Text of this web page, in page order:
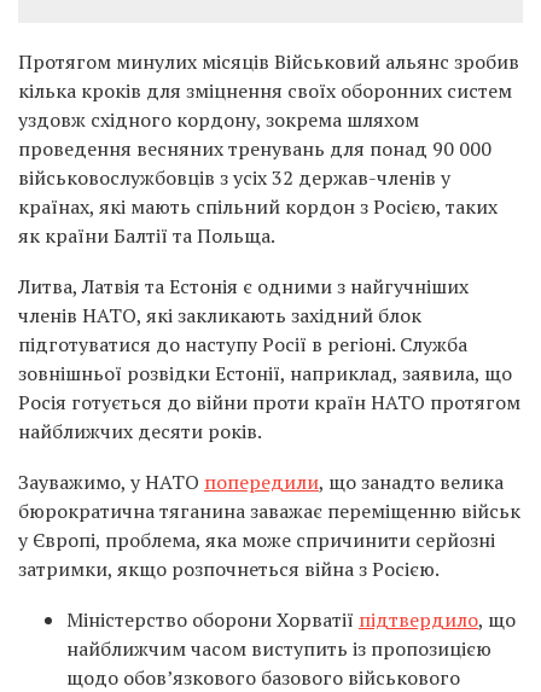
Протягом минулих місяців Військовий альянс зробив
кілька кроків для зміцнення своїх оборонних систем
уздовж східного кордону, зокрема шляхом
проведення весняних тренувань для понад 90 000
військовослужбовців з усіх 32 держав-членів у
країнах, які мають спільний кордон з Росією, таких
як країни Балтії та Польща.
Литва, Латвія та Естонія є одними з найгучніших
членів НАТО, які закликають західний блок
підготуватися до наступу Росії в регіоні. Служба
зовнішньої розвідки Естонії, наприклад, заявила, що
Росія готується до війни проти країн НАТО протягом
найближчих десяти років.
Зауважимо, у НАТО попередили, що занадто велика
бюрократична тяганина заважає переміщенню військ
у Європі, проблема, яка може спричинити серйозні
затримки, якщо розпочнеться війна з Росією.
Міністерство оборони Хорватії підтвердило, що
найближчим часом виступить із пропозицією
щодо обов’язкового базового військового